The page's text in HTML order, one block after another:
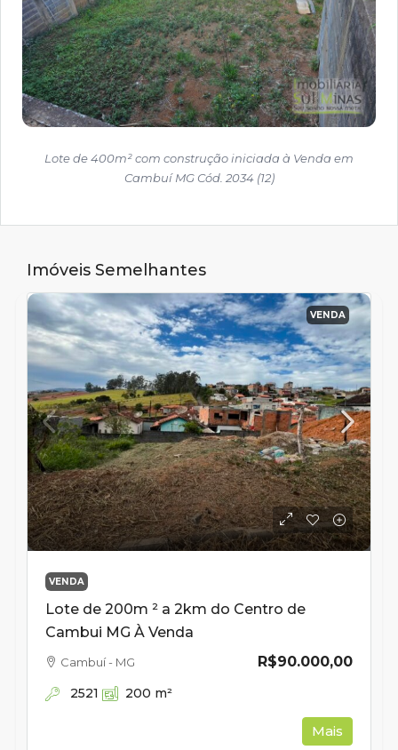
Lote de 400m² com construção iniciada à Venda em
Cambuí MG Cód. 2034 (12)
Imóveis Semelhantes
VENDA
VENDA
Lote de 200m ² a 2km do Centro de
Cambui MG À Venda
R$90.000,00
Cambuí - MG
2521 200 m²
Mais